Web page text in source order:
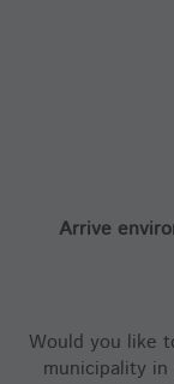
Arrive
Would you like
municipality